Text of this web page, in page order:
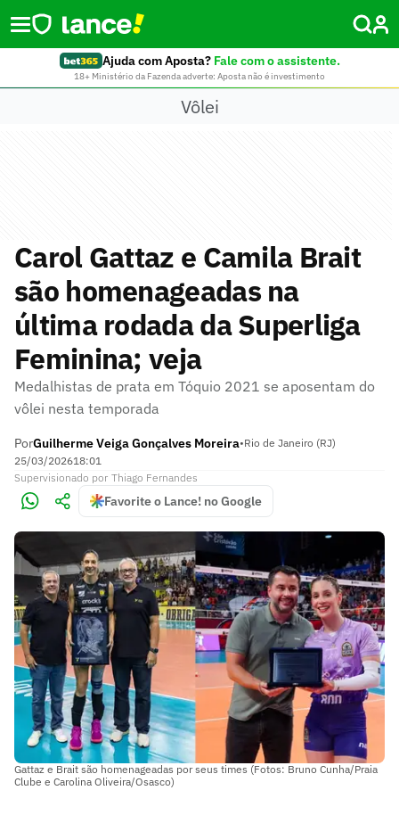
Ajuda com Aposta? Fale com o assistente.
18+ Ministério da Fazenda adverte: Aposta não é investimento
Vôlei
Carol Gattaz e Camila Brait
são homenageadas na
última rodada da Superliga
Feminina; veja
Medalhistas de prata em Tóquio 2021 se aposentam do
vôlei nesta temporada
PorGuilherme Veiga Gonçalves Moreira•Rio de Janeiro (RJ)
25/03/202618:01
Supervisionado por Thiago Fernandes
Favorite o Lance! no Google
Gattaz e Brait são homenageadas por seus times (Fotos: Bruno Cunha/Praia
Clube e Carolina Oliveira/Osasco)